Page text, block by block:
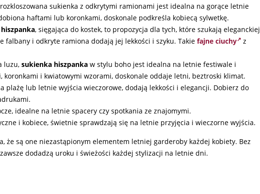
sukienka z odkrytymi ramionami jest idealna na gorące letnie
haftami lub koronkami, doskonale podkreśla kobiecą sylwetkę.
hiszpanka, sięgająca do kostek, to propozycja dla tych, które szukają eleganckiej
falbany i odkryte ramiona dodają jej lekkości i szyku. Takie fajne ciuchy
z
luzu, sukienka hiszpanka w stylu boho jest idealna na letnie festiwale i
koronkami i kwiatowymi wzorami, doskonale oddaje letni, beztroski klimat.
plażę lub letnie wyjścia wieczorowe, dodają lekkości i elegancji. Dobierz do
idealne na letnie spacery czy spotkania ze znajomymi.
i kobiece, świetnie sprawdzają się na letnie przyjęcia i wieczorne wyjścia.
że są one niezastąpionym elementem letniej garderoby każdej kobiety. Bez
dodadzą uroku i świeżości każdej stylizacji na letnie dni.